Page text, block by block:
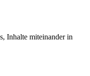
Inhalte miteinander in